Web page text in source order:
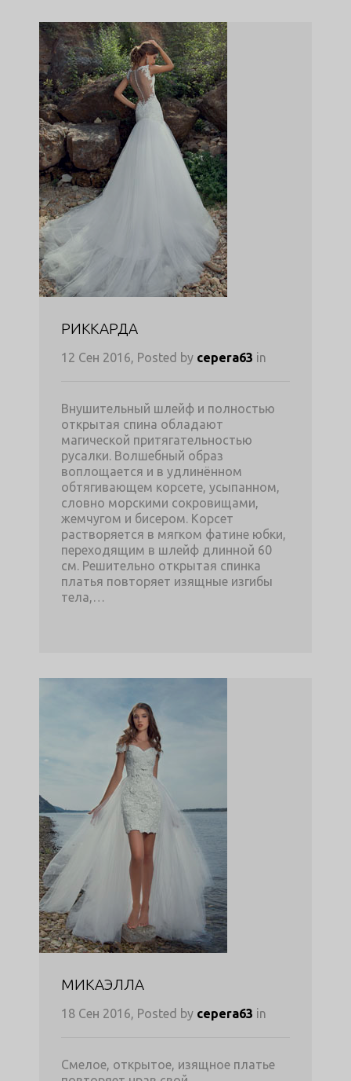
РИККАРДА
12 Сен 2016, Posted by cepera63 in
Внушительный шлейф и полностью
открытая спина обладают
магической притягательностью
русалки. Волшебный образ
воплощается и в удлинённом
обтягивающем корсете, усыпанном,
словно морскими сокровищами,
жемчугом и бисером. Корсет
растворяется в мягком фатине юбки,
переходящим в шлейф длинной 60
см. Решительно открытая спинка
платья повторяет изящные изгибы
тела,…
МИКАЭЛЛА
18 Сен 2016, Posted by cepera63 in
Смелое, открытое, изящное платье